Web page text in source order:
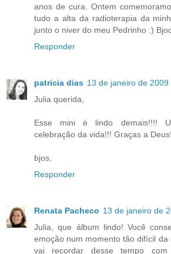
anos de cura. Ontem
tudo a alta da radioterapia da
junto o niver do meu Pedrinho :)
Responder
patricia dias 13 de janeiro de 2009
Julia querida,
Esse mini é lindo demais!!!!
celebração da vida!!! Graças a
bjos,
Responder
Renata Pacheco 13 de janeiro de
Julia, que álbum lindo! Você
emoção num momento tão difícil da
vai recordar desse tempo